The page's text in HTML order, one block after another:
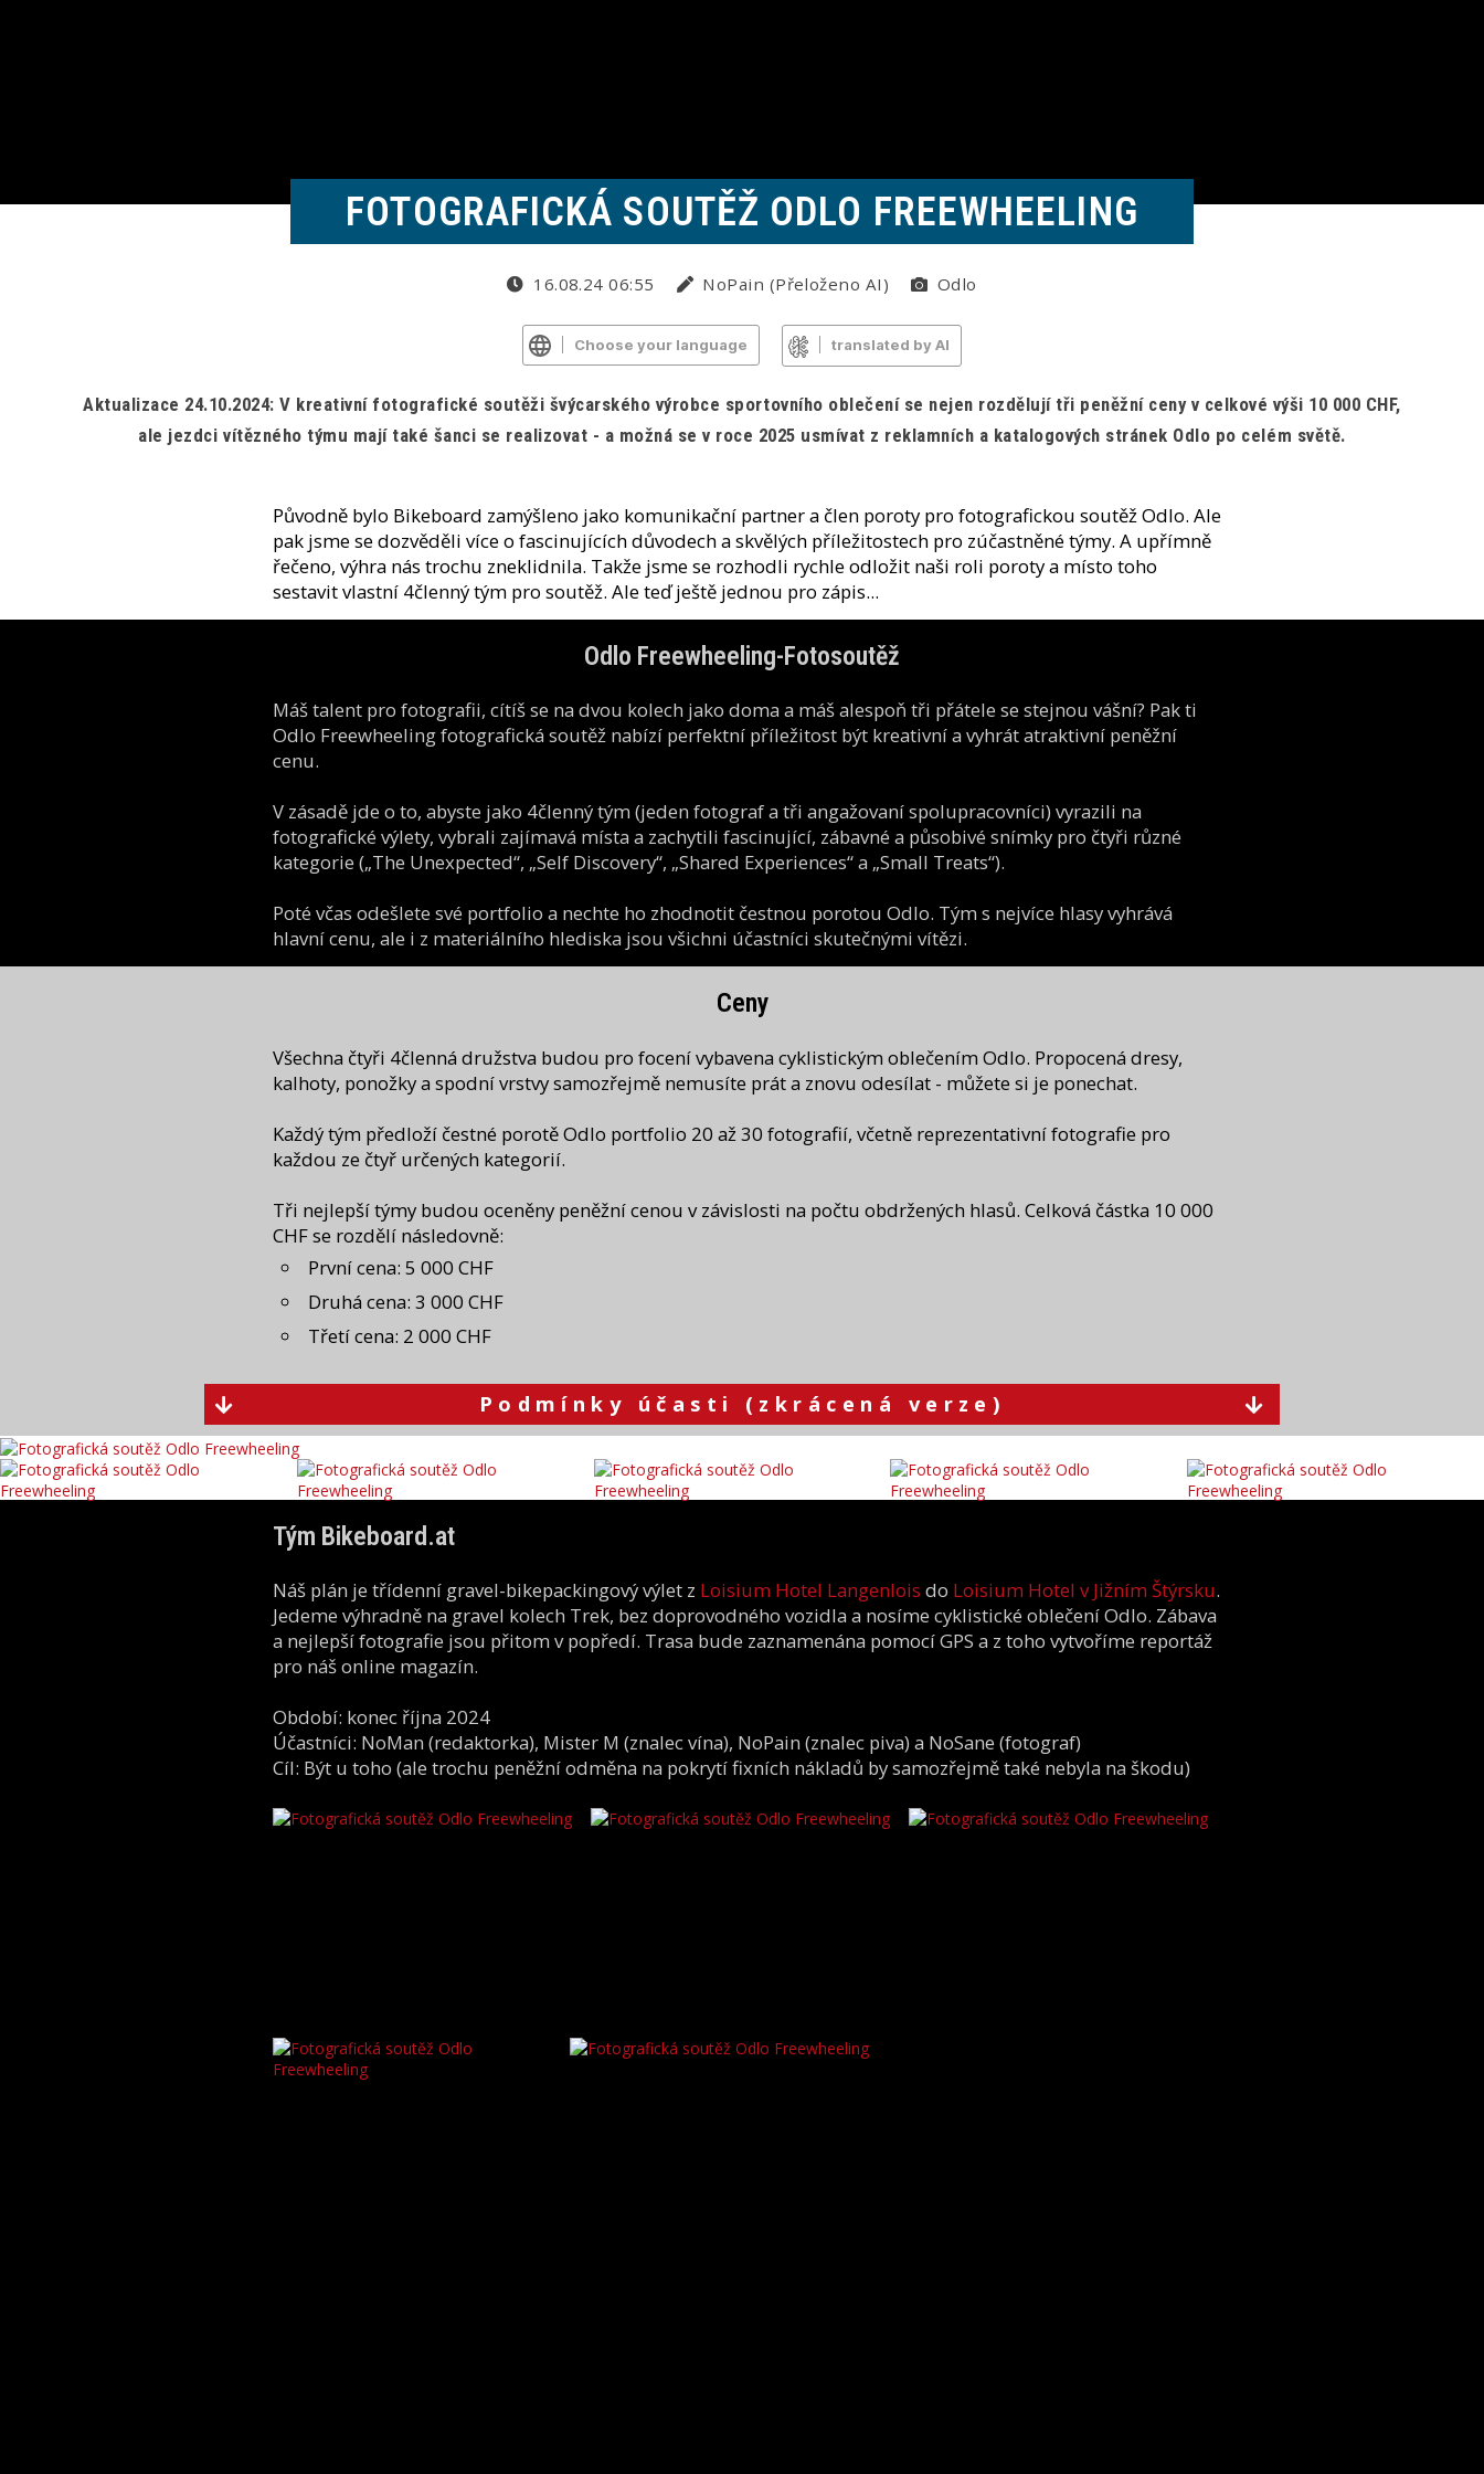
FOTOGRAFICKÁ SOUTĚŽ ODLO FREEWHEELING
16.08.24 06:55 NoPain (Přeloženo AI) Odlo
Choose your language translated by AI
Aktualizace 24.10.2024: V kreativní fotografické soutěži švýcarského výrobce sportovního oblečení se nejen rozdělují tři peněžní ceny v celkové výši 10 000 CHF,
ale jezdci vítězného týmu mají také šanci se realizovat - a možná se v roce 2025 usmívat z reklamních a katalogových stránek Odlo po celém světě.
Původně bylo Bikeboard zamýšleno jako komunikační partner a člen poroty pro fotografickou soutěž Odlo. Ale
pak jsme se dozvěděli více o fascinujících důvodech a skvělých příležitostech pro zúčastněné týmy. A upřímně
řečeno, výhra nás trochu zneklidnila. Takže jsme se rozhodli rychle odložit naši roli poroty a místo toho
sestavit vlastní 4členný tým pro soutěž. Ale teď ještě jednou pro zápis...
Odlo Freewheeling-Fotosoutěž
Máš talent pro fotografii, cítíš se na dvou kolech jako doma a máš alespoň tři přátele se stejnou vášní? Pak ti
Odlo Freewheeling fotografická soutěž nabízí perfektní příležitost být kreativní a vyhrát atraktivní peněžní
cenu.
V zásadě jde o to, abyste jako 4členný tým (jeden fotograf a tři angažovaní spolupracovníci) vyrazili na
fotografické výlety, vybrali zajímavá místa a zachytili fascinující, zábavné a působivé snímky pro čtyři různé
kategorie („The Unexpected“, „Self Discovery“, „Shared Experiences“ a „Small Treats“).
Poté včas odešlete své portfolio a nechte ho zhodnotit čestnou porotou Odlo. Tým s nejvíce hlasy vyhrává
hlavní cenu, ale i z materiálního hlediska jsou všichni účastníci skutečnými vítězi.
Ceny
Všechna čtyři 4členná družstva budou pro focení vybavena cyklistickým oblečením Odlo. Propocená dresy,
kalhoty, ponožky a spodní vrstvy samozřejmě nemusíte prát a znovu odesílat - můžete si je ponechat.
Každý tým předloží čestné porotě Odlo portfolio 20 až 30 fotografií, včetně reprezentativní fotografie pro
každou ze čtyř určených kategorií.
Tři nejlepší týmy budou oceněny peněžní cenou v závislosti na počtu obdržených hlasů. Celková částka 10 000
CHF se rozdělí následovně:
První cena: 5 000 CHF
Druhá cena: 3 000 CHF
Třetí cena: 2 000 CHF
Podmínky účasti (zkrácená verze)
Tým Bikeboard.at
Náš plán je třídenní gravel-bikepackingový výlet z Loisium Hotel Langenlois do Loisium Hotel v Jižním Štýrsku.
Jedeme výhradně na gravel kolech Trek, bez doprovodného vozidla a nosíme cyklistické oblečení Odlo. Zábava
a nejlepší fotografie jsou přitom v popředí. Trasa bude zaznamenána pomocí GPS a z toho vytvoříme reportáž
pro náš online magazín.
Období: konec října 2024
Účastníci: NoMan (redaktorka), Mister M (znalec vína), NoPain (znalec piva) a NoSane (fotograf)
Cíl: Být u toho (ale trochu peněžní odměna na pokrytí fixních nákladů by samozřejmě také nebyla na škodu)